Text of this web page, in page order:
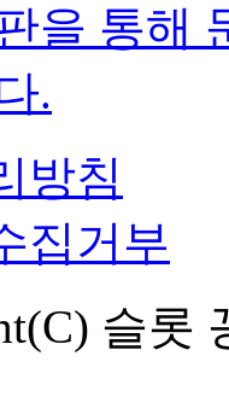
을 통해
.
방침
집거부
슬롯